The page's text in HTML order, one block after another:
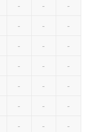
- - -
- -
-
- - -
- -
-
- - -
- -
-
- - -